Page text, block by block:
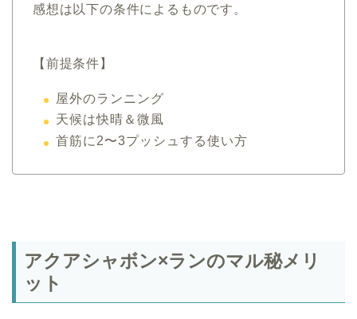
感想は以下の条件によるものです。
【前提条件】
屋外のランニング
天候は快晴＆微風
首筋に2〜3プッシュする使い方
アクアシャボン×ランのマル秘メリ
ット